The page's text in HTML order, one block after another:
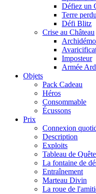
Défiez un
Terre
Défi Blitz
Crise au Château
Imposteur
Armée
Objets
Pack Cadeau
Héros
Consommable
Écussons
Prix
Connexion
Description
Exploits
Tableau de
La fontaine de
Entraînement
Marteau Divin
La roue de